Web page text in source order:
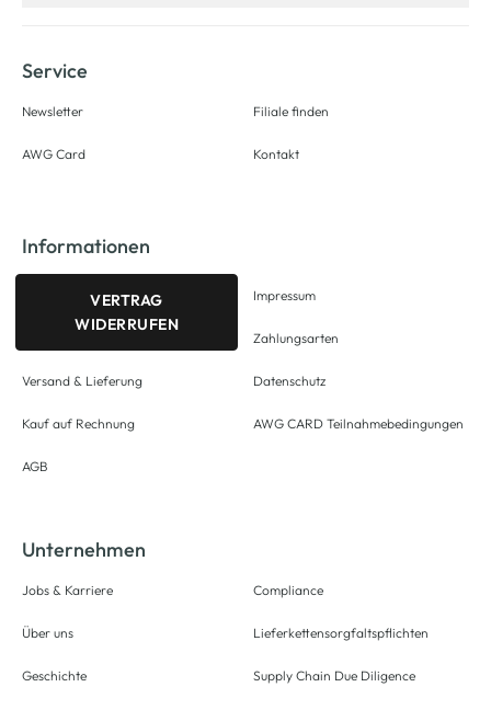
Service
Newsletter
AWG Card
Filiale finden
Kontakt
Informationen
VERTRAG
WIDERRUFEN
Versand & Lieferung
Kauf auf Rechnung
AGB
Impressum
Zahlungsarten
Datenschutz
AWG CARD Teilnahmebedingungen
Unternehmen
Jobs & Karriere
Über uns
Geschichte
Compliance
Lieferkettensorgfaltspflichten
Supply Chain Due Diligence